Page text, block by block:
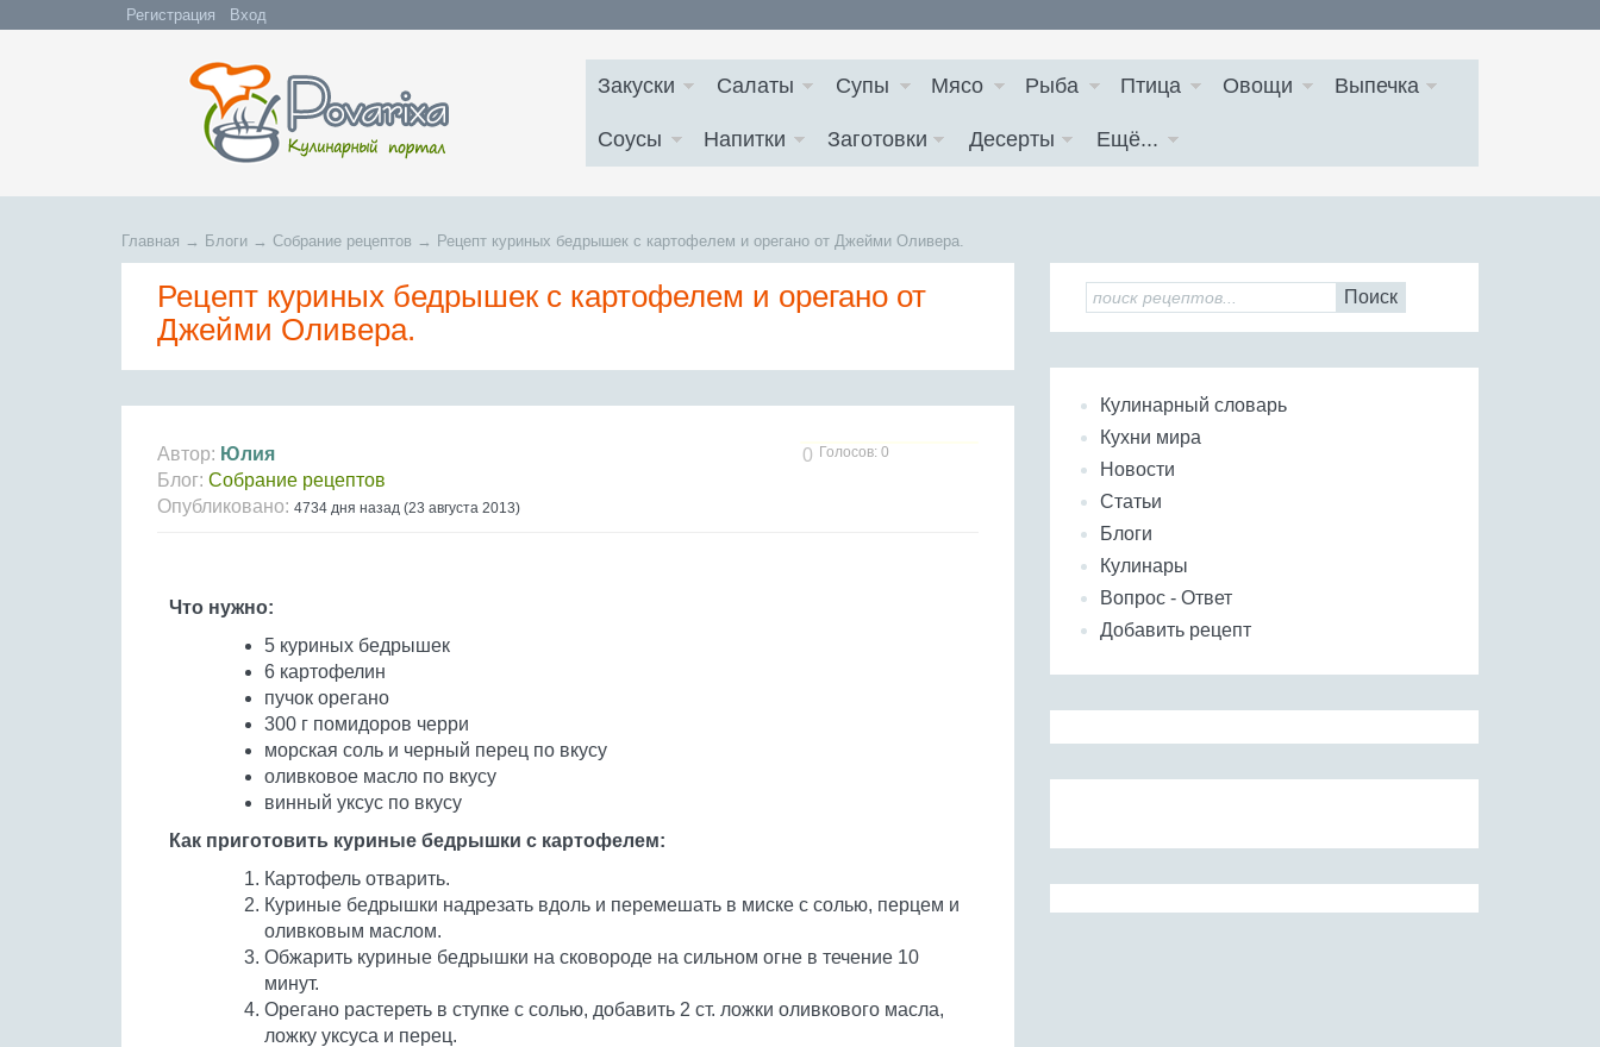
Регистрация Вход
Закуски Салаты Супы Мясо Рыба Птица Овощи Выпечка
Соусы Напитки Заготовки Десерты Ещё...
Главная → Блоги → Собрание рецептов → Рецепт куриных бедрышек с картофелем и орегано от Джейми Оливера.
Рецепт куриных бедрышек с картофелем и орегано от
Джейми Оливера.
Автор: Юлия
Блог: Собрание рецептов
Опубликовано: 4734 дня назад (23 августа 2013)
0 Голосов: 0
Что нужно:
5 куриных бедрышек
6 картофелин
пучок орегано
300 г помидоров черри
морская соль и черный перец по вкусу
оливковое масло по вкусу
винный уксус по вкусу
Как приготовить куриные бедрышки с картофелем:
Картофель отварить.
Куриные бедрышки надрезать вдоль и перемешать в миске с солью, перцем и
оливковым маслом.
Обжарить куриные бедрышки на сковороде на сильном огне в течение 10
минут.
Орегано растереть в ступке с солью, добавить 2 ст. ложки оливкового масла,
ложку уксуса и перец.
Поиск
Кулинарный словарь
Кухни мира
Новости
Статьи
Блоги
Кулинары
Вопрос - Ответ
Добавить рецепт